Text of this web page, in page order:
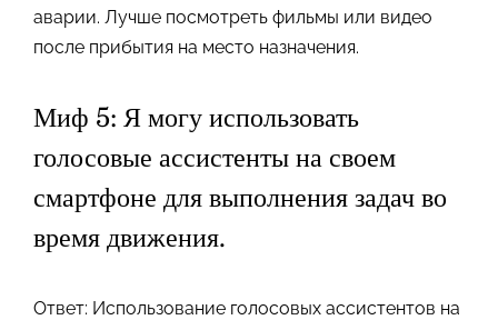
аварии. Лучше посмотреть фильмы или видео
после прибытия на место назначения.
Миф 5: Я могу использовать
голосовые ассистенты на своем
смартфоне для выполнения задач во
время движения.
Ответ: Использование голосовых ассистентов на